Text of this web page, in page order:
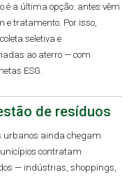
é a última opção: antes vêm
e tratamento. Por isso,
seletiva e
ao aterro — com
ESG.
de resíduos
urbanos ainda chegam
contratam
— indústrias, shoppings,